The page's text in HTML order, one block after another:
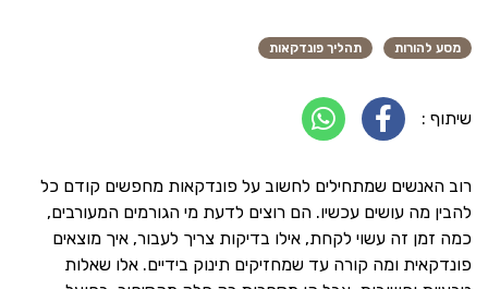
מסע להורות תהליך פונדקאות
שיתוף :
רוב האנשים שמתחילים לחשוב על פונדקאות מחפשים קודם כל
להבין מה עושים עכשיו. הם רוצים לדעת מי הגורמים המעורבים,
כמה זמן זה עשוי לקחת, אילו בדיקות צריך לעבור, איך מוצאים
פונדקאית ומה קורה עד שמחזיקים תינוק בידיים. אלו שאלות